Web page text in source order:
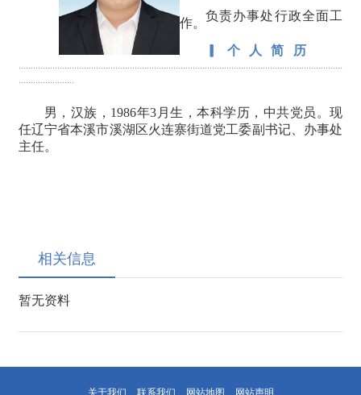
负责办事处行政全面工
作。
▎个人简历
······································································································································
·······················
男，汉族，1986年3月生，本科学历，中共党员。现
任辽宁省本溪市溪湖区火连寨街道党工委副书记、办事处
主任。
相关信息
暂无资料